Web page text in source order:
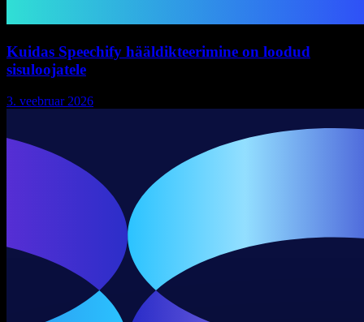
Kuidas Speechify hääldikteerimine on loodud
sisuloojatele
3. veebruar 2026